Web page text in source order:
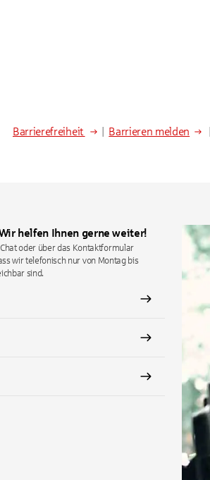
Barrierefreiheit Barrieren melden
helfen Ihnen gerne weiter!
oder über das Kontaktformular
wir telefonisch nur von Montag bis
sind.